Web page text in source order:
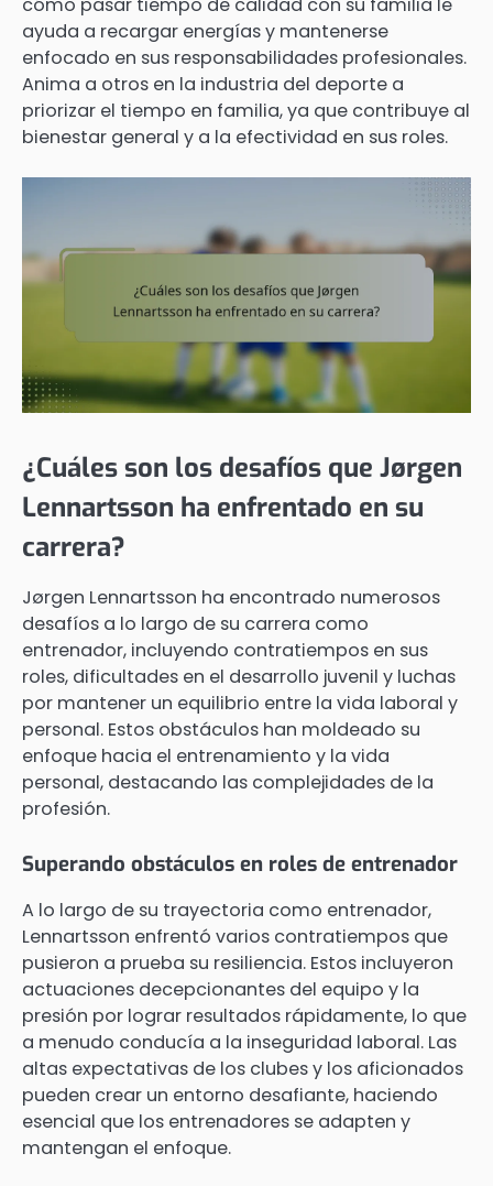
cómo pasar tiempo de calidad con su familia le
ayuda a recargar energías y mantenerse
enfocado en sus responsabilidades profesionales.
Anima a otros en la industria del deporte a
priorizar el tiempo en familia, ya que contribuye al
bienestar general y a la efectividad en sus roles.
¿Cuáles son los desafíos que Jørgen
Lennartsson ha enfrentado en su
carrera?
Jørgen Lennartsson ha encontrado numerosos
desafíos a lo largo de su carrera como
entrenador, incluyendo contratiempos en sus
roles, dificultades en el desarrollo juvenil y luchas
por mantener un equilibrio entre la vida laboral y
personal. Estos obstáculos han moldeado su
enfoque hacia el entrenamiento y la vida
personal, destacando las complejidades de la
profesión.
Superando obstáculos en roles de entrenador
A lo largo de su trayectoria como entrenador,
Lennartsson enfrentó varios contratiempos que
pusieron a prueba su resiliencia. Estos incluyeron
actuaciones decepcionantes del equipo y la
presión por lograr resultados rápidamente, lo que
a menudo conducía a la inseguridad laboral. Las
altas expectativas de los clubes y los aficionados
pueden crear un entorno desafiante, haciendo
esencial que los entrenadores se adapten y
mantengan el enfoque.